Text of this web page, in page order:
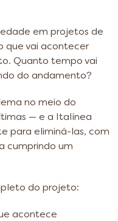
em projetos de
que vai acontecer
Quanto tempo vai
do andamento?
no meio do
— e a Italínea
para eliminá-las, com
cumprindo um
do projeto:
acontece